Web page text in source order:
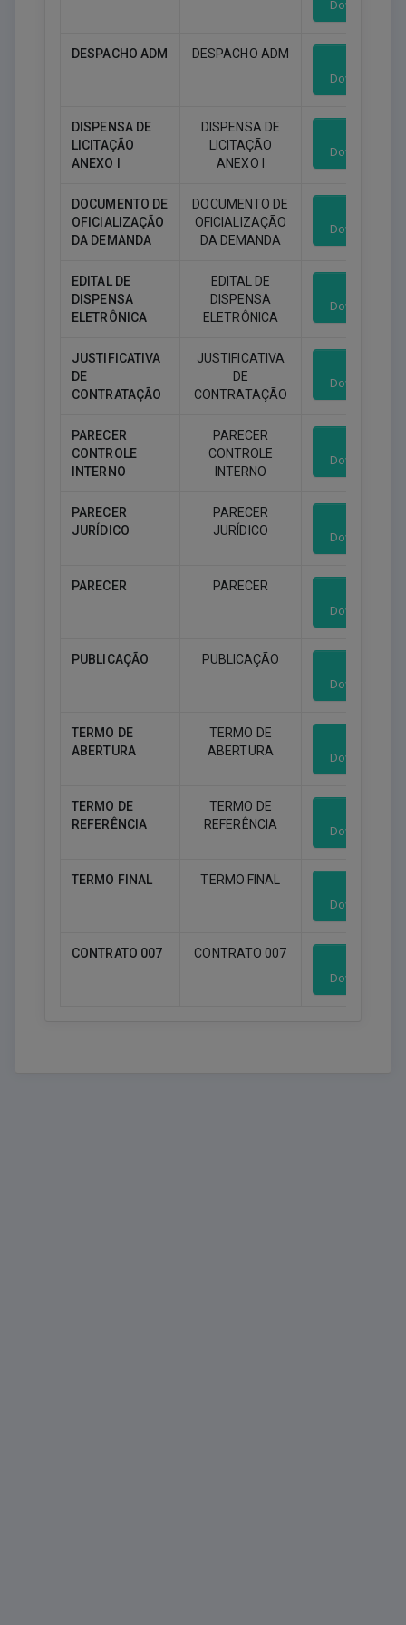
Download
DESPACHO ADM DESPACHO ADM
Download
DISPENSA DE
LICITAÇÃO
ANEXO I
DISPENSA DE
LICITAÇÃO
ANEXO I
Download
DOCUMENTO DE
OFICIALIZAÇÃO
DA DEMANDA
DOCUMENTO DE
OFICIALIZAÇÃO
DA DEMANDA
Download
EDITAL DE
DISPENSA
ELETRÔNICA
EDITAL DE
DISPENSA
ELETRÔNICA
Download
JUSTIFICATIVA
DE
CONTRATAÇÃO
JUSTIFICATIVA
DE
CONTRATAÇÃO
Download
PARECER
CONTROLE
INTERNO
PARECER
CONTROLE
INTERNO
Download
PARECER
JURÍDICO
PARECER
JURÍDICO
Download
PARECER PARECER
Download
PUBLICAÇÃO PUBLICAÇÃO
Download
TERMO DE
ABERTURA
TERMO DE
ABERTURA
Download
TERMO DE
REFERÊNCIA
TERMO DE
REFERÊNCIA
Download
TERMO FINAL TERMO FINAL
Download
CONTRATO 007 CONTRATO 007
Download